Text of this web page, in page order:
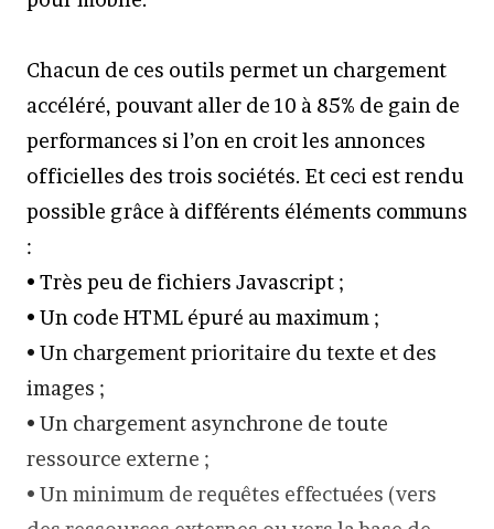
Chacun de ces outils permet un chargement
accéléré, pouvant aller de 10 à 85% de gain de
performances si l’on en croit les annonces
officielles des trois sociétés. Et ceci est rendu
possible grâce à différents éléments communs
:
• Très peu de fichiers Javascript ;
• Un code HTML épuré au maximum ;
• Un chargement prioritaire du texte et des
images ;
• Un chargement asynchrone de toute
ressource externe ;
• Un minimum de requêtes effectuées (vers